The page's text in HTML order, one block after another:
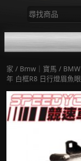
尋
找：
家 / Bmw｜寶馬 /
年 白框R8 日行燈眉魚